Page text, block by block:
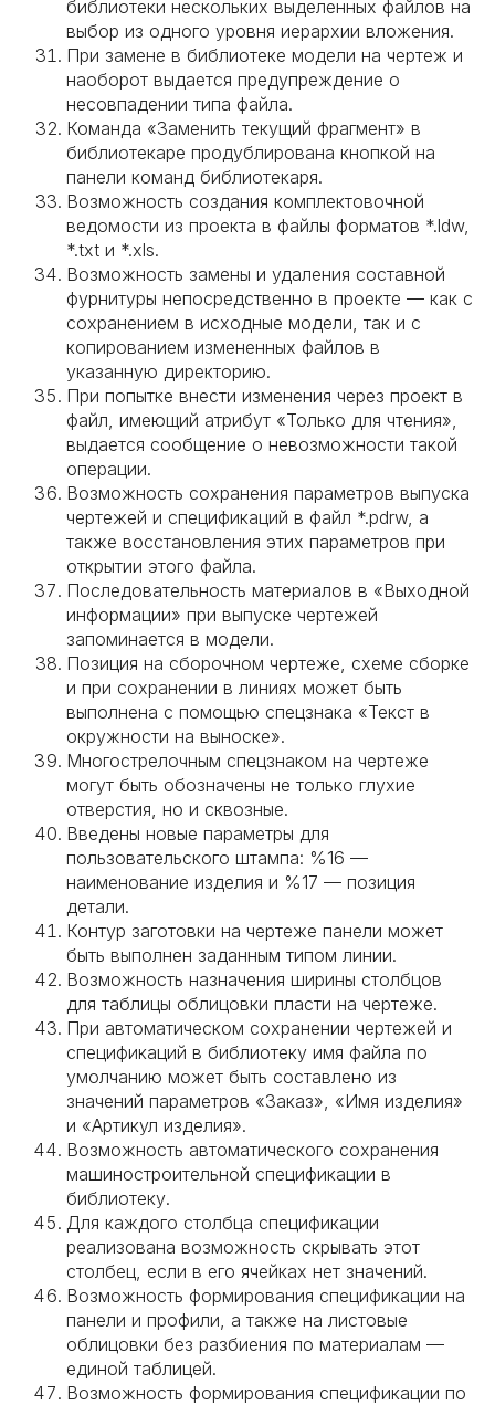
библиотеки нескольких выделенных файлов на
выбор из одного уровня иерархии вложения.
При замене в библиотеке модели на чертеж и
наоборот выдается предупреждение о
несовпадении типа файла.
Команда «Заменить текущий фрагмент» в
библиотекаре продублирована кнопкой на
панели команд библиотекаря.
Возможность создания комплектовочной
ведомости из проекта в файлы форматов *.ldw,
*.txt и *.xls.
Возможность замены и удаления составной
фурнитуры непосредственно в проекте — как с
сохранением в исходные модели, так и с
копированием измененных файлов в
указанную директорию.
При попытке внести изменения через проект в
файл, имеющий атрибут «Только для чтения»,
выдается сообщение о невозможности такой
операции.
Возможность сохранения параметров выпуска
чертежей и спецификаций в файл *.pdrw, а
также восстановления этих параметров при
открытии этого файла.
Последовательность материалов в «Выходной
информации» при выпуске чертежей
запоминается в модели.
Позиция на сборочном чертеже, схеме сборке
и при сохранении в линиях может быть
выполнена с помощью спецзнака «Текст в
окружности на выноске».
Многострелочным спецзнаком на чертеже
могут быть обозначены не только глухие
отверстия, но и сквозные.
Введены новые параметры для
пользовательского штампа: %16 —
наименование изделия и %17 — позиция
детали.
Контур заготовки на чертеже панели может
быть выполнен заданным типом линии.
Возможность назначения ширины столбцов
для таблицы облицовки пласти на чертеже.
При автоматическом сохранении чертежей и
спецификаций в библиотеку имя файла по
умолчанию может быть составлено из
значений параметров «Заказ», «Имя изделия»
и «Артикул изделия».
Возможность автоматического сохранения
машиностроительной спецификации в
библиотеку.
Для каждого столбца спецификации
реализована возможность скрывать этот
столбец, если в его ячейках нет значений.
Возможность формирования спецификации на
панели и профили, а также на листовые
облицовки без разбиения по материалам —
единой таблицей.
Возможность формирования спецификации по